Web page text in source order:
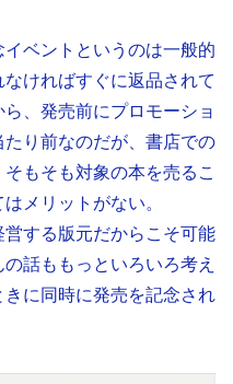
ベントというのは一般的
ければすぐに返品されて
、発売前にプロモーショ
り前なのだが、書店での
もそも対象の本を売るこ
メリットがない。
する版元だからこそ可能
話ももっといろいろ考え
に同時に発売を記念され